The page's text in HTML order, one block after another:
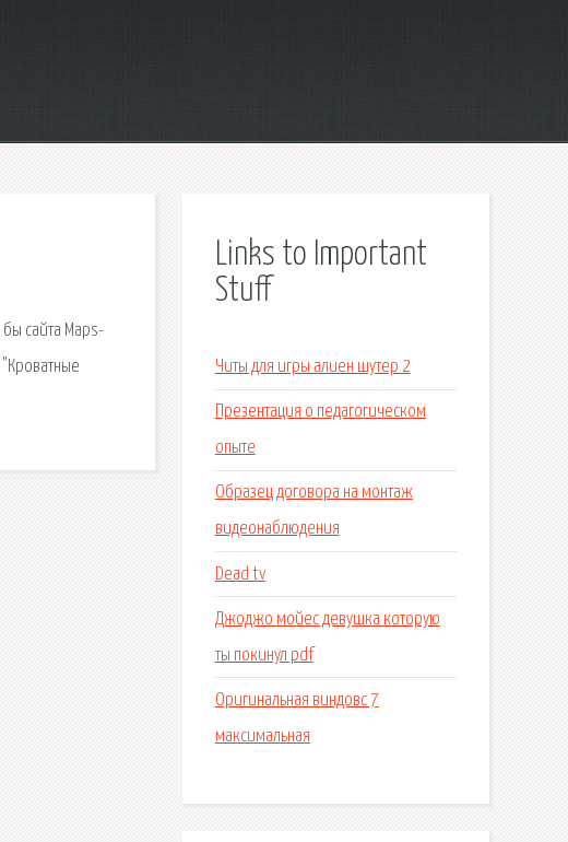
сайта Maps-
Links to Important
Stuff
Читы для игры алиен шутер 2
Презентация о педагогическом
опыте
Образец договора на монтаж
видеонаблюдения
Dead tv
Джоджо мойес девушка которую
ты покинул pdf
Оригинальная виндовс 7
максимальная